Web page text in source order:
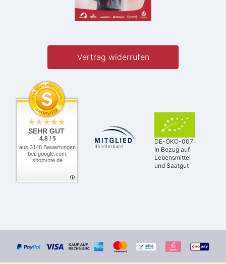
Vertrag widerrufen
SEHR GUT
4.8 / 5
aus 3148 Bewertungen
bei: google.com,
shopvote.de
DE-ÖKO-007
In Bezug auf
Lebensmittel
und Saatgut